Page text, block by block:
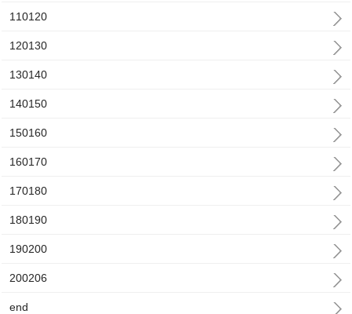
110120
120130
130140
140150
150160
160170
170180
180190
190200
200206
end